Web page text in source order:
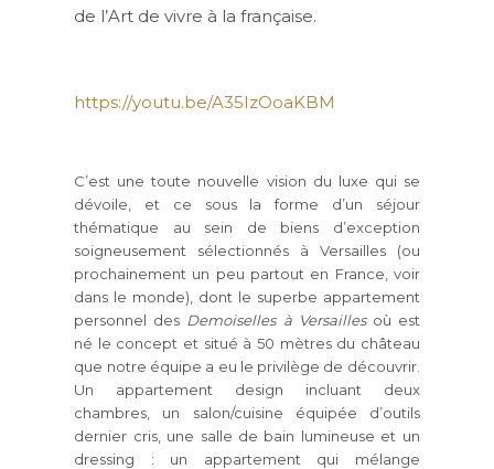
de l’Art de vivre à la française.
https://youtu.be/A35IzOoaKBM
C’est une toute nouvelle vision du luxe qui se
dévoile, et ce sous la forme d’un séjour
thématique au sein de biens d’exception
soigneusement sélectionnés à Versailles (ou
prochainement un peu partout en France, voir
dans le monde), dont le superbe appartement
personnel des Demoiselles à Versaillesoù est
né le concept et situé à 50 mètres du château
que notre équipe a eu le privilège de découvrir.
Un appartement design incluant deux
chambres, un salon/cuisine équipée d’outils
dernier cris, une salle de bain lumineuse et un
dressing : un appartement qui mélange